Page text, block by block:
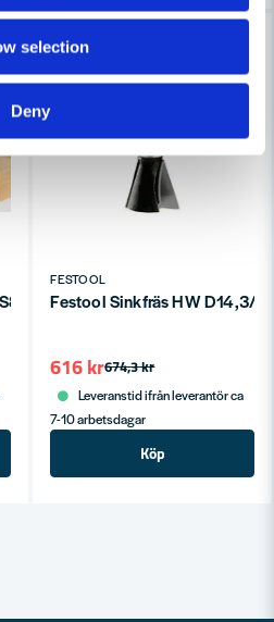
selection
Deny
D13,8/13,5/15°
FESTOOL
Festool Sinkfräs HW D14,3/
674,3 kr
616 kr
Leveranstid ifrån leverantör ca
7-10 arbetsdagar
Köp
-9%